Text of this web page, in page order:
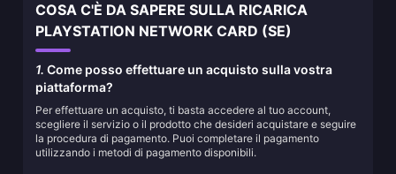
COSA C'È DA SAPERE SULLA RICARICA
PLAYSTATION NETWORK CARD (SE)
1. Come posso effettuare un acquisto sulla vostra
piattaforma?
Per effettuare un acquisto, ti basta accedere al tuo account,
scegliere il servizio o il prodotto che desideri acquistare e seguire
la procedura di pagamento. Puoi completare il pagamento
utilizzando i metodi di pagamento disponibili.